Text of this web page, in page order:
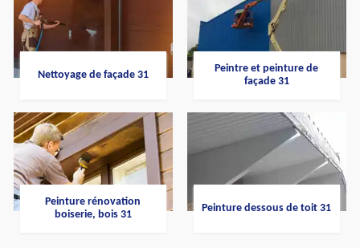
Nettoyage de façade 31
Peintre et peinture de
façade 31
Peinture rénovation
boiserie, bois 31
Peinture dessous de toit 31